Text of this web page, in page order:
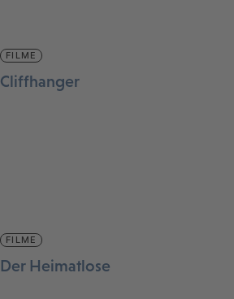
FILME
Cliffhanger
FILME
Der Heimatlose